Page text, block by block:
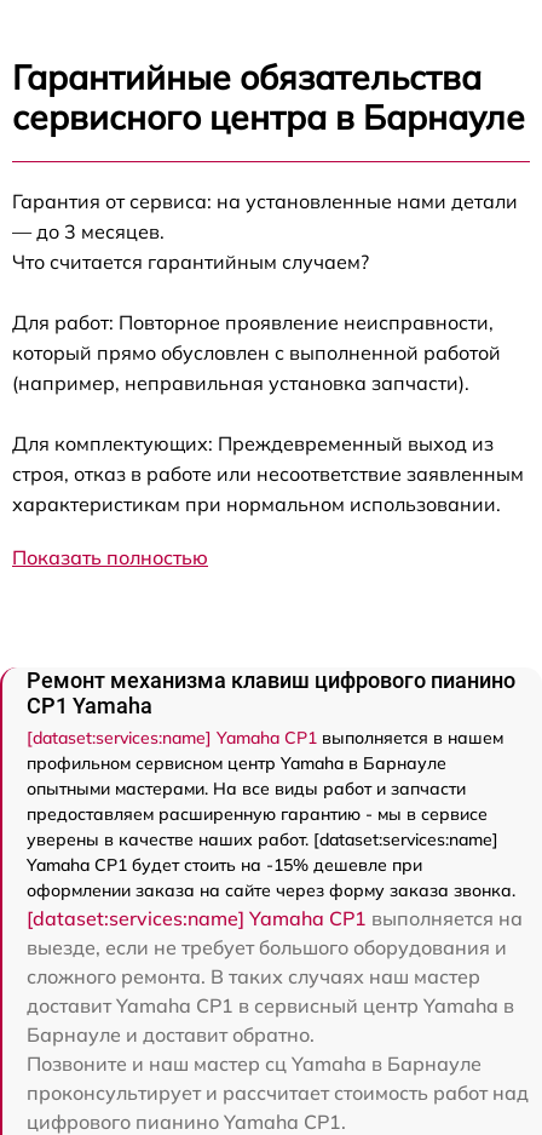
Гарантийные обязательства
сервисного центра в Барнауле
Гарантия от сервиса: на установленные нами детали
— до 3 месяцев.
Что считается гарантийным случаем?
Для работ: Повторное проявление неисправности,
который прямо обусловлен с выполненной работой
(например, неправильная установка запчасти).
Для комплектующих: Преждевременный выход из
строя, отказ в работе или несоответствие заявленным
характеристикам при нормальном использовании.
Показать полностью
Ремонт механизма клавиш цифрового пианино
CP1 Yamaha
[dataset:services:name] Yamaha CP1 выполняется в нашем
профильном сервисном центр Yamaha в Барнауле
опытными мастерами. На все виды работ и запчасти
предоставляем расширенную гарантию - мы в сервисе
уверены в качестве наших работ. [dataset:services:name]
Yamaha CP1 будет стоить на -15% дешевле при
оформлении заказа на сайте через форму заказа звонка.
[dataset:services:name] Yamaha CP1 выполняется на
выезде, если не требует большого оборудования и
сложного ремонта. В таких случаях наш мастер
доставит Yamaha CP1 в сервисный центр Yamaha в
Барнауле и доставит обратно.
Позвоните и наш мастер сц Yamaha в Барнауле
проконсультирует и рассчитает стоимость работ над
цифрового пианино Yamaha CP1.